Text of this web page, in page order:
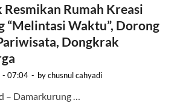
Rumah Kreasi
“Melintasi Waktu”, Dorong
Dongkrak
- 07:04 - bychusnul cahyadi
– Damarkurung …